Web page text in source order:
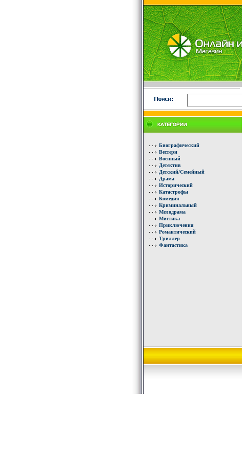
Биографический
Вестерн
Военный
Детектив
Детский/Семейный
Драма
Исторический
Катастрофы
Комедия
Криминальный
Мелодрама
Мистика
Приключения
Романтический
Триллер
Фантастика